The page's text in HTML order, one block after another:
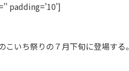
padding='10']
いち祭りの７月下旬に登場す